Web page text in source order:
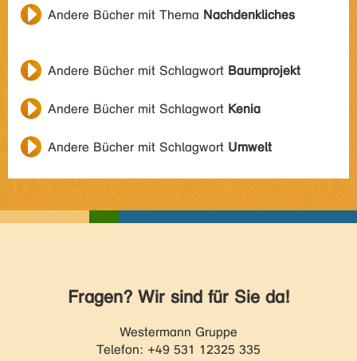
Andere Bücher mit Thema Nachdenkliches
Andere Bücher mit Schlagwort Baumprojekt
Andere Bücher mit Schlagwort Kenia
Andere Bücher mit Schlagwort Umwelt